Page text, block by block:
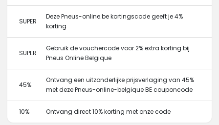
SUPER
Deze Pneus-online.be kortingscode geeft je 4%
korting
SUPER
Gebruik de vouchercode voor 2% extra korting bij
Pneus Online Belgique
45%
Ontvang een uitzonderlijke prijsverlaging van 45%
met deze Pneus-online-belgique BE couponcode
10% Ontvang direct 10% korting met onze code